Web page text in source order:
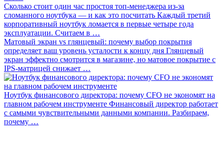
Сколько стоит один час простоя топ-менеджера из-за
сломанного ноутбука — и как это посчитать Каждый третий
корпоративный ноутбук ломается в первые четыре года
эксплуатации. Считаем в …
Матовый экран vs глянцевый: почему выбор покрытия
определяет ваш уровень усталости к концу дня Глянцевый
экран эффектно смотрится в магазине, но матовое покрытие с
IPS-матрицей снижает …
Ноутбук финансового директора: почему CFO не экономят на
главном рабочем инструменте Финансовый директор работает
с самыми чувствительными данными компании. Разбираем,
почему …